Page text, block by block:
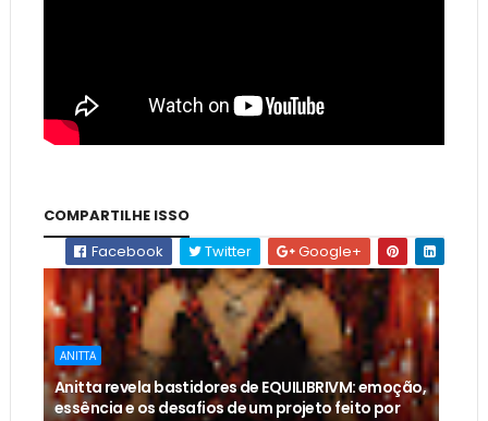
COMPARTILHE ISSO
Facebook
Twitter Google+
ANITTA
Anitta revela bastidores de EQUILIBRIVM: emoção,
essência e os desafios de um projeto feito por